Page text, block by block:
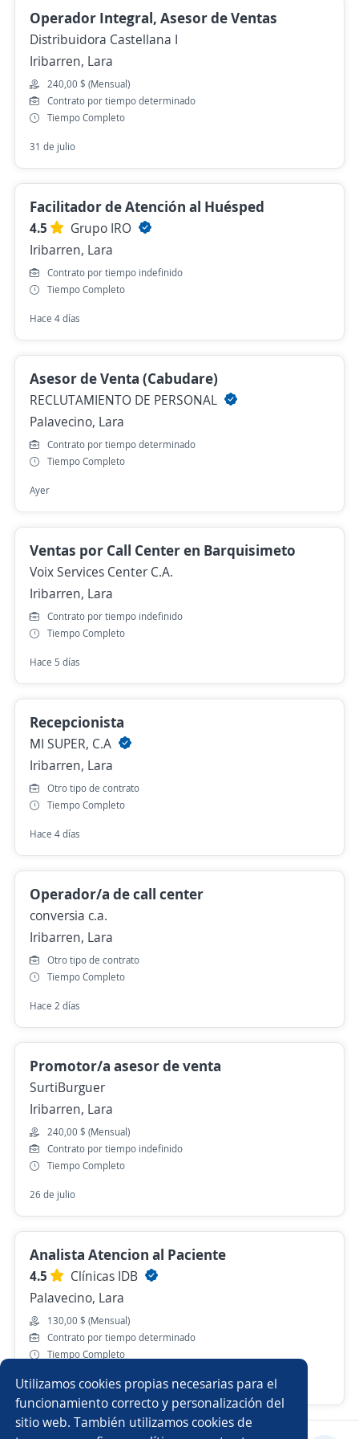
Utilizamos cookies propias necesarias para el
funcionamiento correcto y personalización del
sitio web. También utilizamos cookies de
Operador Integral, Asesor de Ventas
Distribuidora Castellana I
Iribarren, Lara
240,00 $ (Mensual)
Contrato por tiempo determinado
Tiempo Completo
31 de julio
Facilitador de Atención al Huésped
4.5
Grupo IRO
Iribarren, Lara
Contrato por tiempo indefinido
Tiempo Completo
Hace 4 días
Asesor de Venta (Cabudare)
RECLUTAMIENTO DE PERSONAL
Palavecino, Lara
Contrato por tiempo determinado
Tiempo Completo
Ayer
Ventas por Call Center en Barquisimeto
Voix Services Center C.A.
Iribarren, Lara
Contrato por tiempo indefinido
Tiempo Completo
Hace 5 días
Recepcionista
MI SUPER, C.A
Iribarren, Lara
Otro tipo de contrato
Tiempo Completo
Hace 4 días
Operador/a de call center
conversia c.a.
Iribarren, Lara
Otro tipo de contrato
Tiempo Completo
Hace 2 días
Promotor/a asesor de venta
SurtiBurguer
Iribarren, Lara
240,00 $ (Mensual)
Contrato por tiempo indefinido
Tiempo Completo
26 de julio
Analista Atencion al Paciente
4.5
Clínicas IDB
Palavecino, Lara
130,00 $ (Mensual)
Contrato por tiempo determinado
Tiempo Completo
Hace 3 días